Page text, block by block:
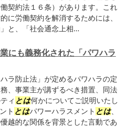
契約法１６条）があります。これ
に労働契約を解消するためには、
と、「社会通念上相...
にも義務化された「パワハラ
ラ防止法」が定めるパワハラの定
、事業主が講ずるべき措置、同法
ィ とは何かについてご説明いたし
ト とはパワーハラスメント とは、
越的な関係を背景とした言動であ